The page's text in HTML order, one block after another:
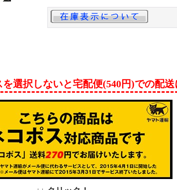
選択しないと宅配便(540円)での配送